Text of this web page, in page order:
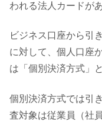
われる法人カードが
ビジネス口座から引
に対して、個人口座
は「個別決済方式」
個別決済方式では引
査対象は従業員（社